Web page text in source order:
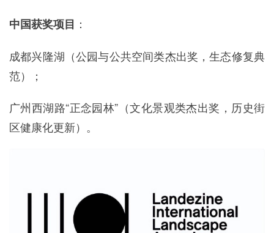
中国获奖项目 ：
成都兴隆湖（公园与公共空间类杰出奖，生态修复典
范）；
广州西湖路“正念园林”（文化景观类杰出奖，历史街
区健康化更新）。